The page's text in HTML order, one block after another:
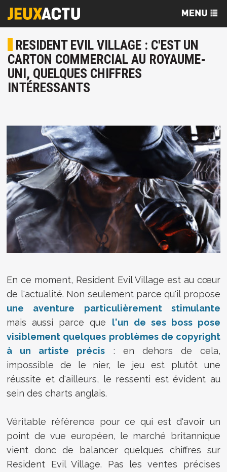
RESIDENT EVIL VILLAGE : C'EST UN
CARTON COMMERCIAL AU ROYAUME-
UNI, QUELQUES CHIFFRES
INTÉRESSANTS
En ce moment, Resident Evil Village est au cœur
de l'actualité. Non seulement parce qu'il propose
une aventure particulièrement stimulante
mais aussi parce que l'un de ses boss pose
visiblement quelques problèmes de copyright
à un artiste précis : en dehors de cela,
impossible de le nier, le jeu est plutôt une
réussite et d'ailleurs, le ressenti est évident au
sein des charts anglais.
Véritable référence pour ce qui est d'avoir un
point de vue européen, le marché britannique
vient donc de balancer quelques chiffres sur
Resident Evil Village. Pas les ventes précises